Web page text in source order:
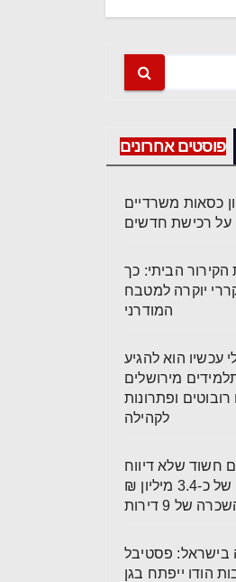
פוסטים אחרונים
כסאות משרדיים
על רכישת חדשים
הביתי: כך
יוקרה למטבח
המודרני
עכשיו הוא להגיע
מירושלים
רובוטים ופתרונות
לקהילה
חשוד שלא דיווח
על הכנסות של כ-3.4 מיליון ₪
של 9 דירות
בישראל: פסטיבל
הודו ייפתח בגן